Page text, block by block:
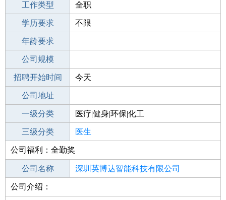
招聘人数 1人
工作类型 全职
性别要求 -
学历要求 不限
工作经验
年龄要求
工作地点
公司规模
公司电话
招聘开始时间 今天
招聘结束时间
公司地址
一级分类 医疗|健身|环保|化工
二级分类 医疗/护理
三级分类 医生
其他行业
公司福利：全勤奖
公司名称 深圳英博达智能科技有限公司
公司类型
公司介绍：